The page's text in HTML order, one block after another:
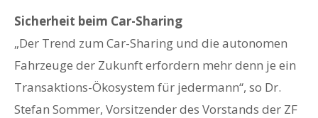
Sicherheit beim Car-Sharing
„Der Trend zum Car-Sharing und die autonomen
Fahrzeuge der Zukunft erfordern mehr denn je ein
Transaktions-Ökosystem für jedermann“, so Dr.
Stefan Sommer, Vorsitzender des Vorstands der ZF